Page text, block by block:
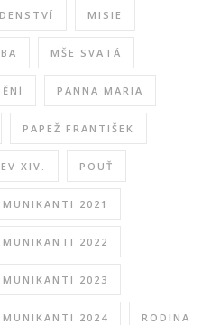
MISIE
MŠE SVATÁ
PANNA MARIA
PAPEŽ FRANTIŠEK
XIV. POUŤ
2021
2022
2023
2024 RODINA